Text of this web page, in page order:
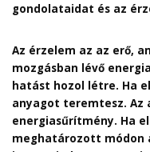
gondolataidat és az
Az érzelem az az erő,
mozgásban lévő
hatást hozol létre. Ha
anyagot teremtesz. Az
energiasűrítmény. Ha
meghatározott módon